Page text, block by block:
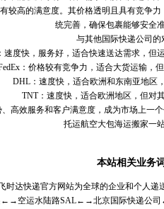
较高的满意度。其价格透明且具有竞争
统完善，确保包裹能够安全
与其他国际快递公司的
速度快，服务好，适合快速送达需求，但
：价格较有竞争力，适合大货运输，
DHL：速度快，适合欧洲和东南亚地区
TNT：速度快，适合欧洲地区，但对
高效服务和客户满意度，成为市场上一
托运航空大包海运搬家一
本站相关业务
时达快递官方网站为全球的企业和个人递
←→ 空运水陆路SAL←→北京国际快递公司